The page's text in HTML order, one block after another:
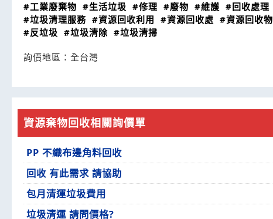
#工業廢棄物 #生活垃圾 #修理 #廢物 #維護 #回收處理
#垃圾清理服務 #資源回收利用 #資源回收處 #資源回收物
#反垃圾 #垃圾清除 #垃圾清掃
詢價地區： 全台灣
資源棄物回收相關詢價單
PP 不織布邊角料回收
回收 有此需求 請協助
包月清運垃圾費用
垃圾清運 請問價格?